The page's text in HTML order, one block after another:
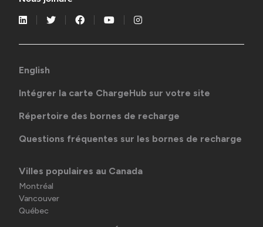
English
Intégrer la carte ChargeHub sur votre site
Répertoire des bornes de recharge
Questions fréquentes sur les bornes de recharge
Villes populaires au Canada
Montréal
Vancouver
Québec